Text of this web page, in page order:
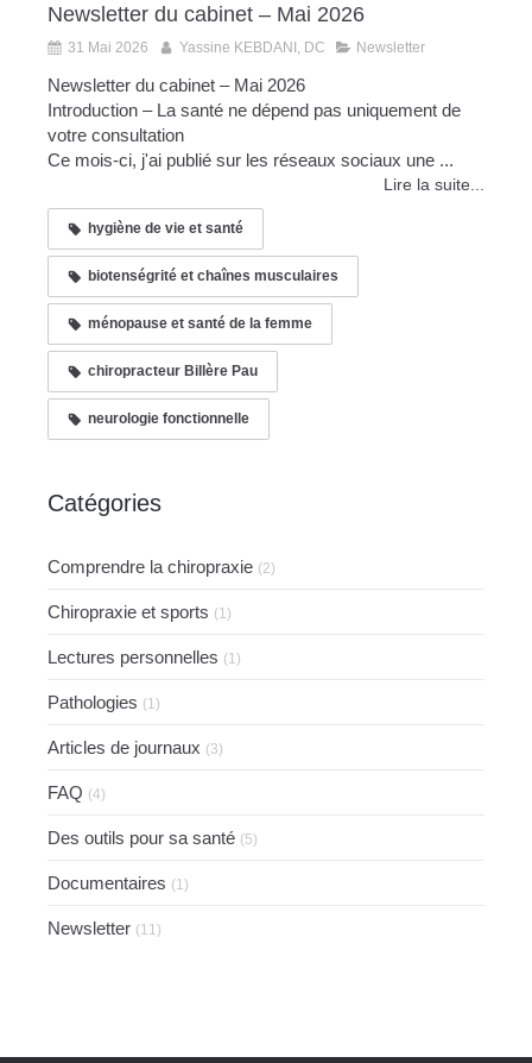
Newsletter du cabinet – Mai 2026
31 Mai 2026 Yassine KEBDANI, DC Newsletter
Newsletter du cabinet – Mai 2026
Introduction – La santé ne dépend pas uniquement de
votre consultation
Ce mois-ci, j'ai publié sur les réseaux sociaux une ...
Lire la suite...
hygiène de vie et santé
biotenségrité et chaînes musculaires
ménopause et santé de la femme
chiropracteur Billère Pau
neurologie fonctionnelle
Catégories
Comprendre la chiropraxie (2)
Chiropraxie et sports (1)
Lectures personnelles (1)
Pathologies (1)
Articles de journaux (3)
FAQ (4)
Des outils pour sa santé (5)
Documentaires (1)
Newsletter (11)